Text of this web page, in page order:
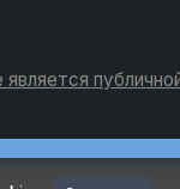
является